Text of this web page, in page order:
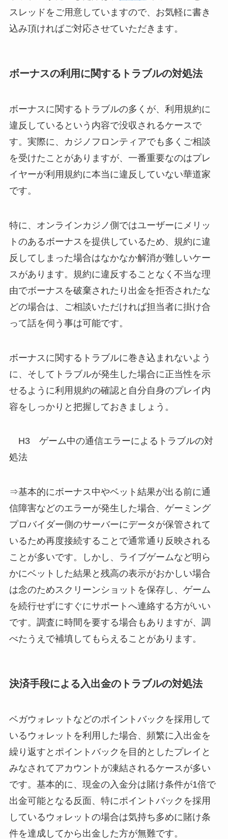
スレッドをご用意していますので、お気軽に書き
込み頂ければご対応させていただきます。
ボーナスの利用に関するトラブルの対処法
ボーナスに関するトラブルの多くが、利用規約に
違反しているという内容で没収されるケースで
す。実際に、カジノフロンティアでも多くご相談
を受けたことがありますが、一番重要なのはプレ
イヤーが利用規約に本当に違反していない華道家
です。
特に、オンラインカジノ側ではユーザーにメリッ
トのあるボーナスを提供しているため、規約に違
反してしまった場合はなかなか解消が難しいケー
スがあります。規約に違反することなく不当な理
由でボーナスを破棄されたり出金を拒否されたな
どの場合は、ご相談いただければ担当者に掛け合
って話を伺う事は可能です。
ボーナスに関するトラブルに巻き込まれないよう
に、そしてトラブルが発生した場合に正当性を示
せるように利用規約の確認と自分自身のプレイ内
容をしっかりと把握しておきましょう。
H3 ゲーム中の通信エラーによるトラブルの対
処法
⇒基本的にボーナス中やベット結果が出る前に通
信障害などのエラーが発生した場合、ゲーミング
プロバイダー側のサーバーにデータが保管されて
いるため再度接続することで通常通り反映される
ことが多いです。しかし、ライブゲームなど明ら
かにベットした結果と残高の表示がおかしい場合
は念のためスクリーンショットを保存し、ゲーム
を続行せずにすぐにサポートへ連絡する方がいい
です。調査に時間を要する場合もありますが、調
べたうえで補填してもらえることがあります。
決済手段による入出金のトラブルの対処法
ベガウォレットなどのポイントバックを採用して
いるウォレットを利用した場合、頻繁に入出金を
繰り返すとポイントバックを目的としたプレイと
みなされてアカウントが凍結されるケースが多い
です。基本的に、現金の入金分は賭け条件が1倍で
出金可能となる反面、特にポイントバックを採用
しているウォレットの場合は気持ち多めに賭け条
件を達成してから出金した方が無難です。